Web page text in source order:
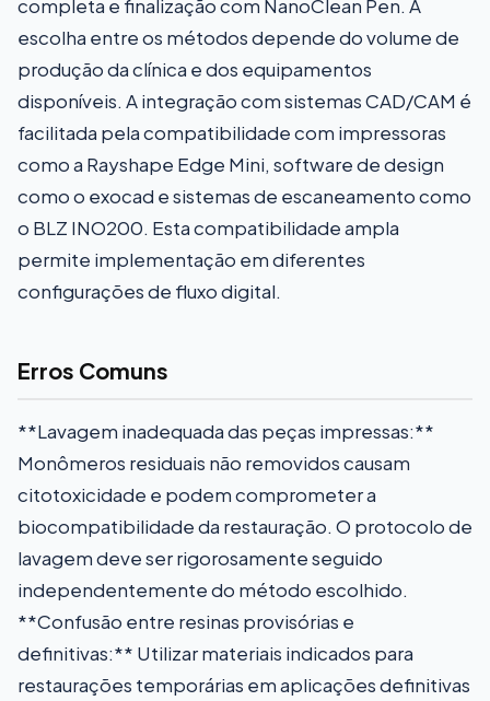
completa e finalização com NanoClean Pen. A
escolha entre os métodos depende do volume de
produção da clínica e dos equipamentos
disponíveis. A integração com sistemas CAD/CAM é
facilitada pela compatibilidade com impressoras
como a Rayshape Edge Mini, software de design
como o exocad e sistemas de escaneamento como
o BLZ INO200. Esta compatibilidade ampla
permite implementação em diferentes
configurações de fluxo digital.
Erros Comuns
**Lavagem inadequada das peças impressas:**
Monômeros residuais não removidos causam
citotoxicidade e podem comprometer a
biocompatibilidade da restauração. O protocolo de
lavagem deve ser rigorosamente seguido
independentemente do método escolhido.
**Confusão entre resinas provisórias e
definitivas:** Utilizar materiais indicados para
restaurações temporárias em aplicações definitivas